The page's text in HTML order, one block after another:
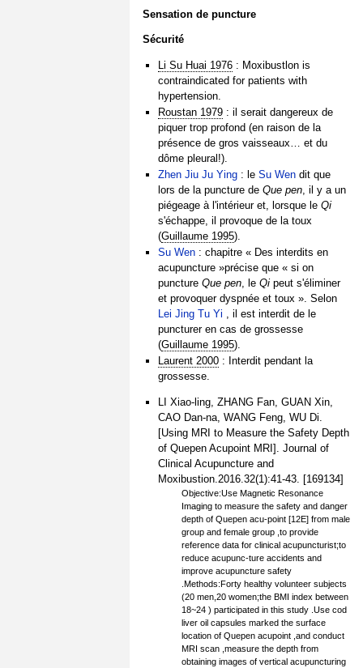
Sensation de puncture
Sécurité
Li Su Huai 1976 : Moxibustlon is
contraindicated for patients with
hypertension.
Roustan 1979 : il serait dangereux de
piquer trop profond (en raison de la
présence de gros vaisseaux… et du
dôme pleural!).
Zhen Jiu Ju Ying : leSu Wen dit que
lors de la puncture deQue pen, il y a un
piégeage à l'intérieur et, lorsque leQi
s'échappe, il provoque de la toux
(Guillaume 1995).
Su Wen : chapitre « Des interdits en
acupuncture »précise que « si on
punctureQue pen, leQi peut s'éliminer
et provoquer dyspnée et toux ». Selon
Lei Jing Tu Yi , il est interdit de le
puncturer en cas de grossesse
(Guillaume 1995).
Laurent 2000 : Interdit pendant la
grossesse.
LI Xiao-ling, ZHANG Fan, GUAN Xin,
CAO Dan-na, WANG Feng, WU Di.
[Using MRI to Measure the Safety Depth
of Quepen Acupoint MRI]. Journal of
Clinical Acupuncture and
Moxibustion.2016.32(1):41-43. [169134]
Objective:Use Magnetic Resonance
Imaging to measure the safety and danger
depth of Quepen acu-point [12E] from male
group and female group ,to provide
reference data for clinical acupuncturist;to
reduce acupunc-ture accidents and
improve acupuncture safety
.Methods:Forty healthy volunteer subjects
(20 men,20 women;the BMI index between
18~24 ) participated in this study .Use cod
liver oil capsules marked the surface
location of Quepen acupoint ,and conduct
MRI scan ,measure the depth from
obtaining images of vertical acupuncturing